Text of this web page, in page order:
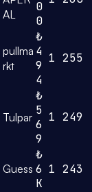
AL
0
0
pullma
rkt
₺
4
9
4
1 255
Tulpar
₺
5
6
9
1 249
Guess
₺
6
K
1 243